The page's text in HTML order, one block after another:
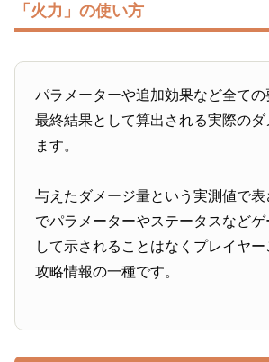
「火力」の使い方
パラメーターや追加効果など全ての
最終結果として算出される実際のダ
ます。
与えたダメージ量という実測値で
でパラメーターやステータスなどゲ
して示されることはなくプレイヤ
攻略情報の一種です。